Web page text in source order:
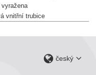
vyražena
vnitřní trubice
český